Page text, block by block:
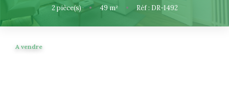
NOUS CONNAITRE
2 pièce(s) • 49m² • Réf : DR-1492
A vendre